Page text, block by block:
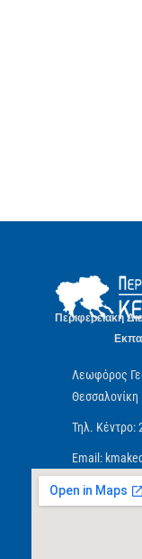
Περιφερειακή
Λεωφόρος
Θεσσαλονίκη
Τηλ. Κέντρο:
Email: